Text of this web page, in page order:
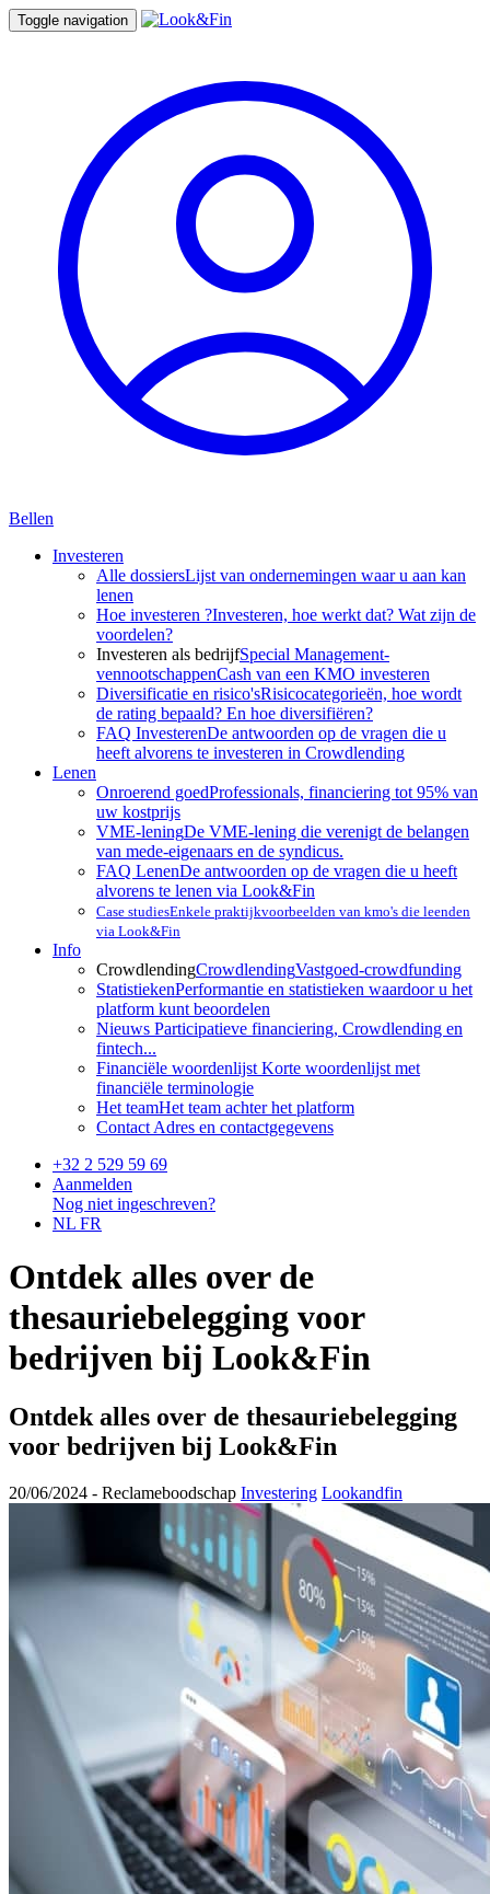
Toggle navigation
Bellen
Investeren
Alle dossiersLijst van ondernemingen waar u aan kan
lenen
Hoe investeren ?Investeren, hoe werkt dat? Wat zijn de
voordelen?
Investeren als bedrijfSpecial Management-
vennootschappenCash van een KMO investeren
Diversificatie en risico'sRisicocategorieën, hoe wordt
de rating bepaald? En hoe diversifiëren?
FAQ InvesterenDe antwoorden op de vragen die u
heeft alvorens te investeren in Crowdlending
Lenen
Onroerend goedProfessionals, financiering tot 95% van
uw kostprijs
VME-leningDe VME-lening die verenigt de belangen
van mede-eigenaars en de syndicus.
FAQ LenenDe antwoorden op de vragen die u heeft
alvorens te lenen via Look&Fin
Case studiesEnkele praktijkvoorbeelden van kmo's die leenden
via Look&Fin
Info
CrowdlendingCrowdlendingVastgoed-crowdfunding
StatistiekenPerformantie en statistieken waardoor u het
platform kunt beoordelen
Nieuws Participatieve financiering, Crowdlending en
fintech...
Financiële woordenlijst Korte woordenlijst met
financiële terminologie
Het teamHet team achter het platform
Contact Adres en contactgegevens
+32 2 529 59 69
Aanmelden
Nog niet ingeschreven?
NL FR
Ontdek alles over de
thesauriebelegging voor
bedrijven bij Look&Fin
Ontdek alles over de thesauriebelegging
voor bedrijven bij Look&Fin
20/06/2024 - Reclameboodschap Investering Lookandfin